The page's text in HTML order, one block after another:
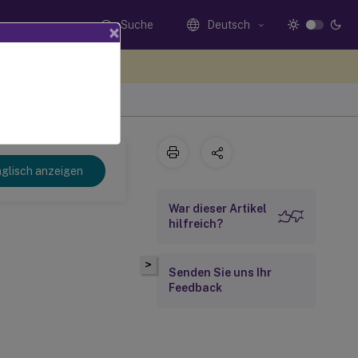
Suche Deutsch
anzeigen
>
War dieser Artikel
hilfreich?
Senden Sie uns Ihr
Feedback
×